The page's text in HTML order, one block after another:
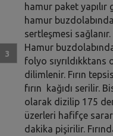
hamur paket yapılır
hamur
sertleşmesi sağlanır.
Hamur
folyo sıyrıldıkktans
dilimlenir. Fırın
fırın kağıdı serilir.
olarak dizilip 175
üzerleri hafifçe
dakika pişirilir.